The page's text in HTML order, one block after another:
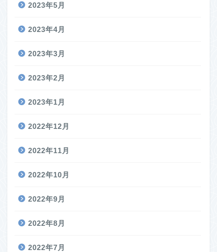
2023年5月
2023年4月
2023年3月
2023年2月
2023年1月
2022年12月
2022年11月
2022年10月
2022年9月
2022年8月
2022年7月